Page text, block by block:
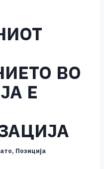
ВО
Е
, Позиција